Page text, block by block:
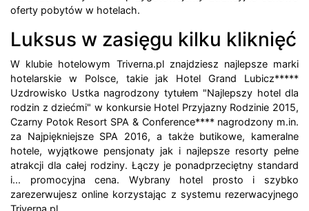
oferty pobytów w hotelach.
Luksus w zasięgu kilku kliknięć
W klubie hotelowym Triverna.pl znajdziesz najlepsze marki
hotelarskie w Polsce, takie jak Hotel Grand Lubicz*****
Uzdrowisko Ustka nagrodzony tytułem "Najlepszy hotel dla
rodzin z dziećmi" w konkursie Hotel Przyjazny Rodzinie 2015,
Czarny Potok Resort SPA & Conference**** nagrodzony m.in.
za Najpiękniejsze SPA 2016, a także butikowe, kameralne
hotele, wyjątkowe pensjonaty jak i najlepsze resorty pełne
atrakcji dla całej rodziny. Łączy je ponadprzeciętny standard
i... promocyjna cena. Wybrany hotel prosto i szybko
zarezerwujesz online korzystając z systemu rezerwacyjnego
Triverna.pl